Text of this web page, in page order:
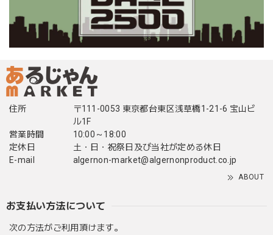
住所
〒111-0053 東京都台東区浅草橋1-21-6 宝山ビ
ル1F
営業時間
10:00～18:00
定休日
土・日・祝祭日及び当社が定める休日
E-mail
algernon-market@algernonproduct.co.jp
ABOUT
お支払い方法について
次の方法がご利用頂けます。